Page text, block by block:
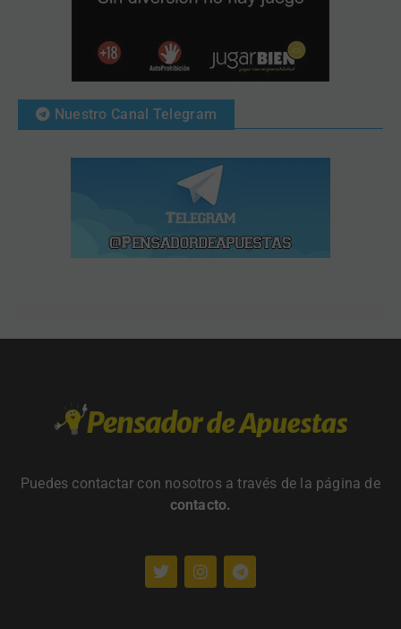
Nuestro Canal Telegram
Puedes contactar con nosotros a través de la página de
contacto.